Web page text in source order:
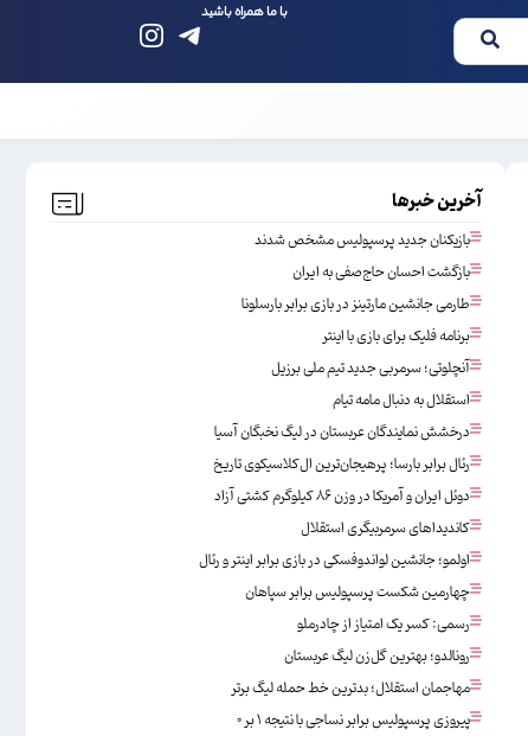
با ما همراه باشید
آخرین خبرها
بازیکنان جدید پرسپولیس مشخص شدند
بازگشت احسان حاج‌صفی به ایران
طارمی جانشین مارتینز در بازی برابر بارسلونا
برنامه فلیک برای بازی با اینتر
آنچلوتی؛ سرمربی جدید تیم ملی برزیل
استقلال به دنبال مامه تیام
درخشش نمایندگان عربستان در لیگ نخبگان آسیا
رئال برابر بارسا؛ پرهیجان‌‌ترین ال‌کلاسیکوی تاریخ
دوئل ایران و آمریکا در وزن ۸۶ کیلوگرم کشتی آزاد
کاندیداهای سرمربیگری استقلال
اولمو؛ جانشین لواندوفسکی در بازی برابر اینتر و رئال
چهارمین شکست پرسپولیس برابر سپاهان
رسمی: کسر یک امتیاز از چادرملو
رونالدو؛ بهترین گل‌زن لیگ عربستان
مهاجمان استقلال؛ بدترین خط حمله لیگ برتر
پیروزی پرسپولیس برابر نساجی با نتیجه ۱ بر ۰